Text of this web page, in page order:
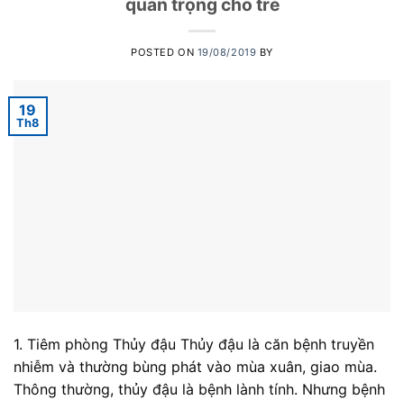
quan trọng cho trẻ
POSTED ON 19/08/2019 BY
19
Th8
1. Tiêm phòng Thủy đậu Thủy đậu là căn bệnh truyền
nhiễm và thường bùng phát vào mùa xuân, giao mùa.
Thông thường, thủy đậu là bệnh lành tính. Nhưng bệnh